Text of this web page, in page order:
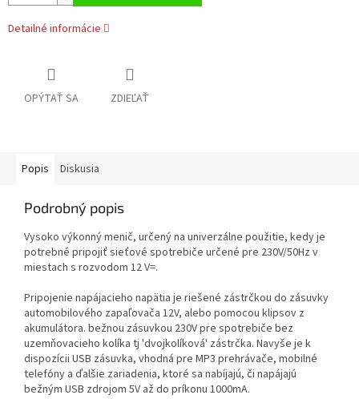
Detailné informácie
OPÝTAŤ SA ZDIEĽAŤ
Popis Diskusia
Podrobný popis
Vysoko výkonný menič, určený na univerzálne použitie, kedy je
potrebné pripojiť sieťové spotrebiče určené pre 230V/50Hz v
miestach s rozvodom 12 V=.
Pripojenie napájacieho napätia je riešené zástrčkou do zásuvky
automobilového zapaľovača 12V, alebo pomocou klipsov z
akumulátora. bežnou zásuvkou 230V pre spotrebiče bez
uzemňovacieho kolíka tj 'dvojkolíková' zástrčka. Navyše je k
dispozícii USB zásuvka, vhodná pre MP3 prehrávače, mobilné
telefóny a ďalšie zariadenia, ktoré sa nabíjajú, či napájajú
bežným USB zdrojom 5V až do príkonu 1000mA.